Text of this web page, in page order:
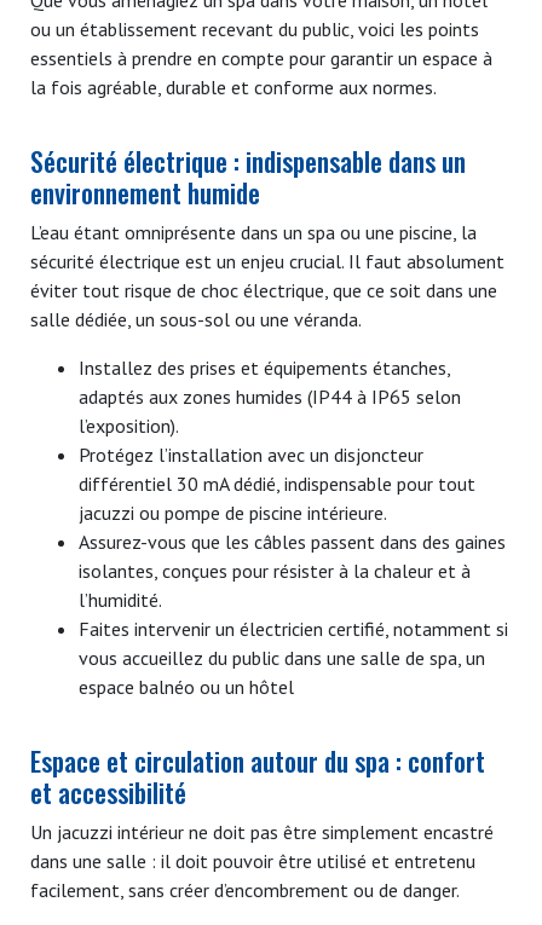
ou un établissement recevant du public, voici les points
essentiels à prendre en compte pour garantir un espace à
la fois agréable, durable et conforme aux normes.
Sécurité électrique : indispensable dans un
environnement humide
L’eau étant omniprésente dans un spa ou une piscine, la
sécurité électrique est un enjeu crucial. Il faut absolument
éviter tout risque de choc électrique, que ce soit dans une
salle dédiée, un sous-sol ou une véranda.
Installez des prises et équipements étanches,
adaptés aux zones humides (IP44 à IP65 selon
l’exposition).
Protégez l’installation avec un disjoncteur
différentiel 30 mA dédié, indispensable pour tout
jacuzzi ou pompe de piscine intérieure.
Assurez-vous que les câbles passent dans des gaines
isolantes, conçues pour résister à la chaleur et à
l’humidité.
Faites intervenir un électricien certifié, notamment si
vous accueillez du public dans une salle de spa, un
espace balnéo ou un hôtel
Espace et circulation autour du spa : confort
et accessibilité
Un jacuzzi intérieur ne doit pas être simplement encastré
dans une salle : il doit pouvoir être utilisé et entretenu
facilement, sans créer d’encombrement ou de danger.